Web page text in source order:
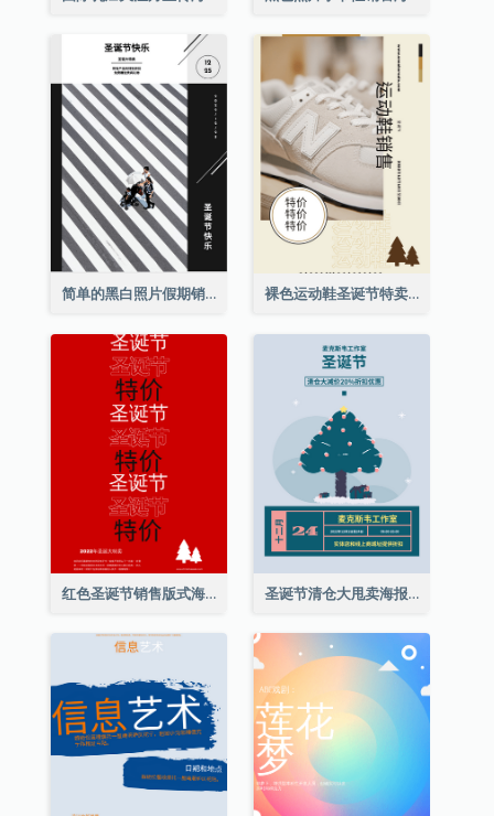
简单的黑白照片假期销售海报 裸色运动鞋圣诞节特卖海报
红色圣诞节销售版式海报 圣诞节清仓大甩卖海报